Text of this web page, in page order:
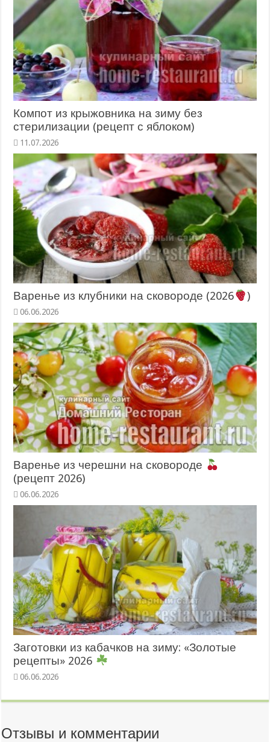
Компот из крыжовника на зиму без
стерилизации (рецепт с яблоком)
11.07.2026
Варенье из клубники на сковороде (2026 )
06.06.2026
Варенье из черешни на сковороде
(рецепт 2026)
06.06.2026
Заготовки из кабачков на зиму: «Золотые
рецепты» 2026
06.06.2026
Отзывы и комментарии